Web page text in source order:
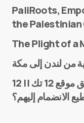
E-mail*
PaliRoots,
the
The Plight of a
من هم فريق موقع 12 تك || 12Tech التقني؟ وكيف
الانضمام إليهم؟